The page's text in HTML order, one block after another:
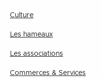
Culture
Les hameaux
Les associations
Commerces & Services